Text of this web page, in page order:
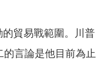
貿易戰範圍。川普
言論是他目前為止